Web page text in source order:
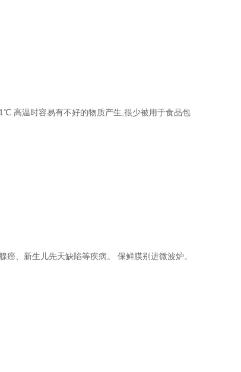
高温时容易有不好的物质产生,很少被用于食品包
、新生儿先天缺陷等疾病。 保鲜膜别进微波炉。